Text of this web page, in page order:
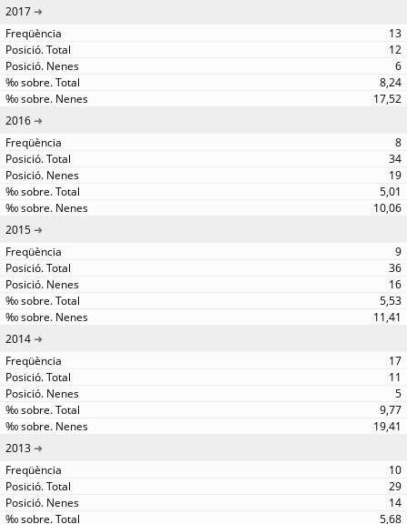
2017
13
12
6
8,24
17,52
2016
8
34
19
5,01
10,06
2015
9
36
16
5,53
11,41
2014
17
11
5
9,77
19,41
2013
10
29
14
5,68